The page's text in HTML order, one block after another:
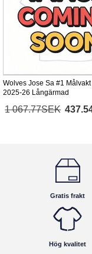
Wolves Jose Sa #1
2025-26 Långärmad
1 067.77SEK
Gratis frakt
Hög kvalitet